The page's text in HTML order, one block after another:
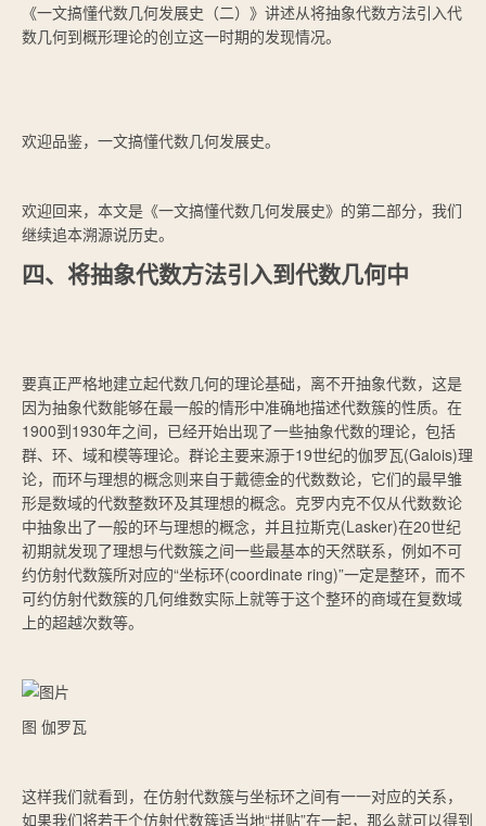
《一文搞懂代数几何发展史（二）》讲述从将抽象代数方法引入代
数几何到概形理论的创立这一时期的发现情况。
欢迎品鉴，一文搞懂代数几何发展史。
欢迎回来，本文是《一文搞懂代数几何发展史》的第二部分，我们
继续追本溯源说历史。
四、将抽象代数方法引入到代数几何中
要真正严格地建立起代数几何的理论基础，离不开抽象代数，这是
因为抽象代数能够在最一般的情形中准确地描述代数簇的性质。在
1900到1930年之间，已经开始出现了一些抽象代数的理论，包括
群、环、域和模等理论。群论主要来源于19世纪的伽罗瓦(Galois)理
论，而环与理想的概念则来自于戴德金的代数数论，它们的最早雏
形是数域的代数整数环及其理想的概念。克罗内克不仅从代数数论
中抽象出了一般的环与理想的概念，并且拉斯克(Lasker)在20世纪
初期就发现了理想与代数簇之间一些最基本的天然联系，例如不可
约仿射代数簇所对应的“坐标环(coordinate ring)”一定是整环，而不
可约仿射代数簇的几何维数实际上就等于这个整环的商域在复数域
上的超越次数等。
图 伽罗瓦
这样我们就看到，在仿射代数簇与坐标环之间有一一对应的关系，
如果我们将若干个仿射代数簇适当地“拼贴”在一起，那么就可以得到